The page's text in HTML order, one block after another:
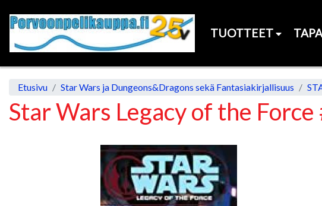
TUOTTEET
Etusivu Star Wars ja Dungeons&Dragons sekä Fantasiakirjallisuus
Star Wars Legacy of the